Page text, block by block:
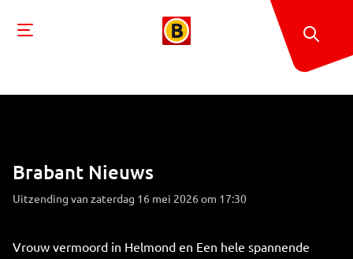
Brabant Nieuws
Uitzending van zaterdag 16 mei 2026 om 17:30
Vrouw vermoord in Helmond en Een hele spannende